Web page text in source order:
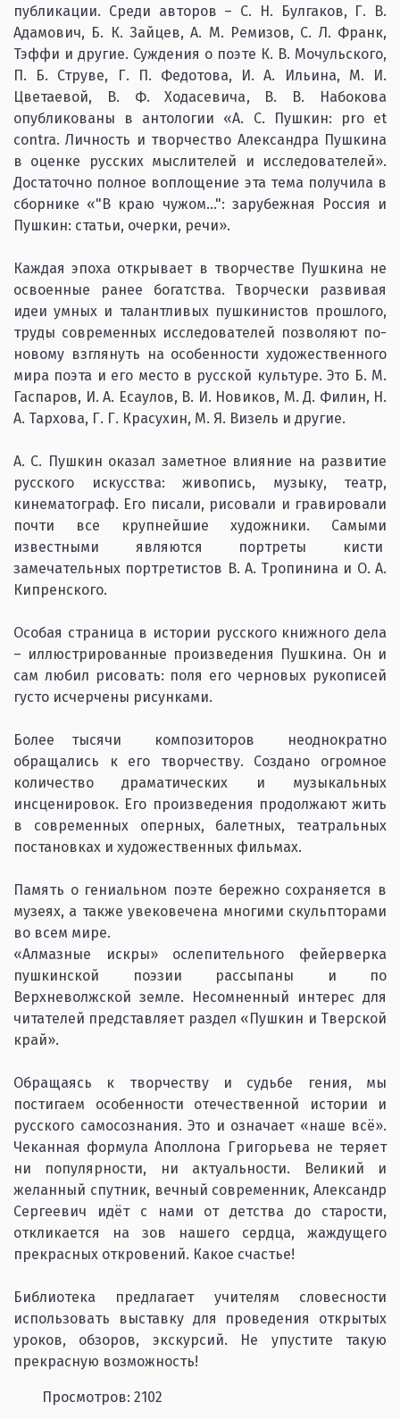
публикации. Среди авторов – С. Н. Булгаков, Г. В.
Адамович, Б. К. Зайцев, А. М. Ремизов, С. Л. Франк,
Тэффи и другие. Суждения о поэте К. В. Мочульского,
П. Б. Струве, Г. П. Федотова, И. А. Ильина, М. И.
Цветаевой, В. Ф. Ходасевича, В. В. Набокова
опубликованы в антологии «А. С. Пушкин: pro et
contra. Личность и творчество Александра Пушкина
в оценке русских мыслителей и исследователей».
Достаточно полное воплощение эта тема получила в
сборнике «"В краю чужом...": зарубежная Россия и
Пушкин: статьи, очерки, речи».
Каждая эпоха открывает в творчестве Пушкина не
освоенные ранее богатства. Творчески развивая
идеи умных и талантливых пушкинистов прошлого,
труды современных исследователей позволяют по-
новому взглянуть на особенности художественного
мира поэта и его место в русской культуре. Это Б. М.
Гаспаров, И. А. Есаулов, В. И. Новиков, М. Д. Филин, Н.
А. Тархова, Г. Г. Красухин, М. Я. Визель и другие.
А. С. Пушкин оказал заметное влияние на развитие
русского искусства: живопись, музыку, театр,
кинематограф. Его писали, рисовали и гравировали
почти все крупнейшие художники. Самыми
известными являются портреты кисти
замечательных портретистов В. А. Тропинина и О. А.
Кипренского.
Особая страница в истории русского книжного дела
– иллюстрированные произведения Пушкина. Он и
сам любил рисовать: поля его черновых рукописей
густо исчерчены рисунками.
Более тысячи композиторов неоднократно
обращались к его творчеству. Создано огромное
количество драматических и музыкальных
инсценировок. Его произведения продолжают жить
в современных оперных, балетных, театральных
постановках и художественных фильмах.
Память о гениальном поэте бережно сохраняется в
музеях, а также увековечена многими скульпторами
во всем мире.
«Алмазные искры» ослепительного фейерверка
пушкинской поэзии рассыпаны и по
Верхневолжской земле. Несомненный интерес для
читателей представляет раздел «Пушкин и Тверской
край».
Обращаясь к творчеству и судьбе гения, мы
постигаем особенности отечественной истории и
русского самосознания. Это и означает «наше всё».
Чеканная формула Аполлона Григорьева не теряет
ни популярности, ни актуальности. Великий и
желанный спутник, вечный современник, Александр
Сергеевич идёт с нами от детства до старости,
откликается на зов нашего сердца, жаждущего
прекрасных откровений. Какое счастье!
Библиотека предлагает учителям словесности
использовать выставку для проведения открытых
уроков, обзоров, экскурсий. Не упустите такую
прекрасную возможность!
Просмотров: 2102